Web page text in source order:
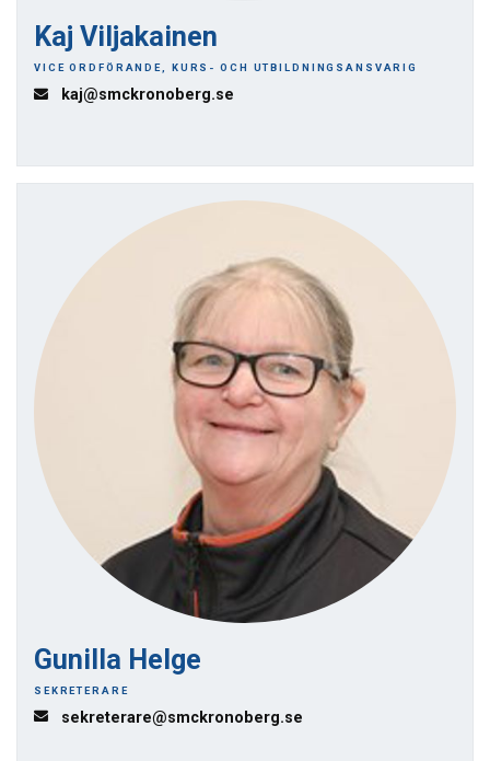
Kaj Viljakainen
VICE ORDFÖRANDE, KURS- OCH UTBILDNINGSANSVARIG
kaj@smckronoberg.se
Gunilla Helge
SEKRETERARE
sekreterare@smckronoberg.se